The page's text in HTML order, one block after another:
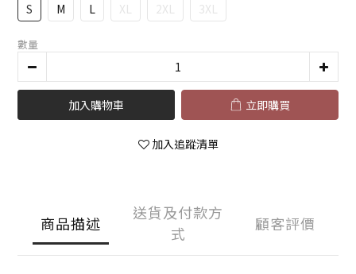
S M L XL 2XL 3XL
數量
加入購物車 立即購買
加入追蹤清單
商品描述
送貨及付款方
式
顧客評價